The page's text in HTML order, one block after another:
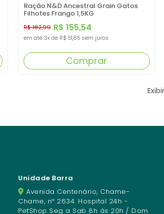
Ração N&D Ancestral Grain Gatos
Filhotes Frango 1,5KG
R$ 155,54
R$ 182,99
em até 3x de R$ 51,85 sem juros
Comprar
Unidade Barra
Avenida Centenário, Chame-
Chame, nº 2634. Hospital 24h -
PetShop Seg a Sab 8h às 20h / Dom